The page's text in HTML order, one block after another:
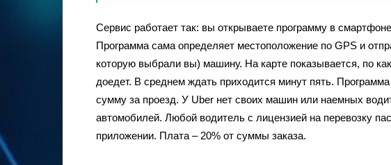
Сервис работает так: вы открываете программу в
Программа сама определяет местоположение по GPS и
которую выбрали вы) машину. На карте показывается, по
доедет. В среднем ждать приходится минут пять.
сумму за проезд. У Uber нет своих машин или наемных
автомобилей. Любой водитель с лицензией на перевозку
приложении. Плата – 20% от суммы заказа.